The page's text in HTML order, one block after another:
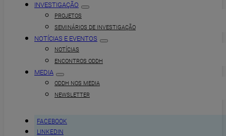
INVESTIGAÇÃO
PROJETOS
SEMINÁRIOS DE INVESTIGAÇÃO
NOTÍCIAS E EVENTOS
NOTÍCIAS
ENCONTROS ODDH
MEDIA
ODDH NOS MEDIA
NEWSLETTER
FACEBOOK
LINKEDIN